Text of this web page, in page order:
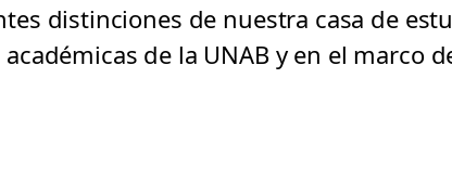
distinciones de nuestra casa de
de la UNAB y en el marco